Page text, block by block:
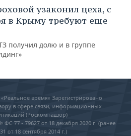
узаконил цеха, с
в Крыму требуют еще
получил долю и в группе
время» Зарегистрировано
в сфере связи, информационных
(Роскомнадзор) –
77 - 79627 от 18 декабря 2020 г. (ранее
от 18 сентября 2014 г.)